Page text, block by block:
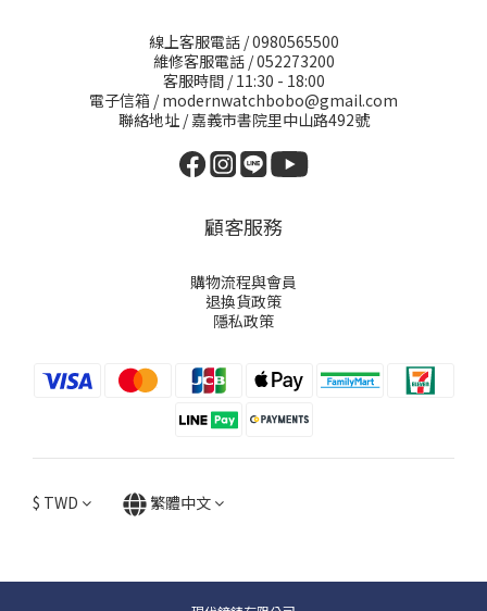
線上客服電話 / 0980565500
維修客服電話 / 052273200
客服時間 / 11:30 - 18:00
電子信箱 / modernwatchbobo@gmail.com
聯絡地址 / 嘉義市書院里中山路492號
顧客服務
購物流程與會員
退換貨政策
隱私政策
$ TWD 繁體中文